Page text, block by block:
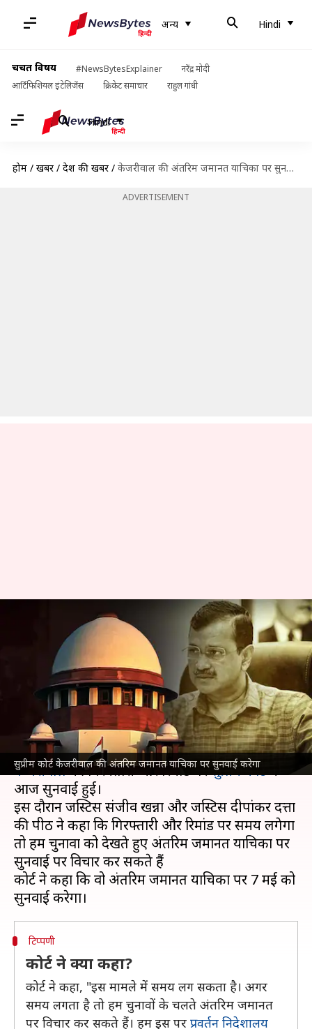
अन्य Hindi
चर्चित विषय #NewsBytesExplainer
नरेंद्र मोदी
आर्टिफिशियल इंटेलिजेंस
क्रिकेट समाचार राहुल गांधी
Hindi
होम / खबरें / देश की खबरें / केजरीवाल की अंतरिम जमानत याचिका पर सुनवाई को तैयार सुप्रीम कोर्ट, चुनावों का दिया हवाला
ADVERTISEMENT
सुप्रीम कोर्ट केजरीवाल की अंतरिम जमानत याचिका पर सुनवाई करेगा
केजरीवाल की अंतरिम जमानत
याचिका पर सुनवाई को तैयार सुप्रीम
कोर्ट, चुनावों का दिया हवाला
आबिद खान May 03, 2024 06:36 pm
क्या है खबर?
दिल्ली शराब नीति मामले में जेल में बंद मुख्यमंत्रीअरविंद
केजरीवालकी गिरफ्तारी और रिमांड परसुप्रीम कोर्टमें
आज सुनवाई हुई।
इस दौरान जस्टिस संजीव खन्ना और जस्टिस दीपांकर दत्ता
की पीठ ने कहा कि गिरफ्तारी और रिमांड पर समय लगेगा
तो हम चुनावों को देखते हुए अंतरिम जमानत याचिका पर
सुनवाई पर विचार कर सकते हैं
कोर्ट ने कहा कि वो अंतरिम जमानत याचिका पर 7 मई को
टिप्पणी
कोर्ट ने क्या कहा?
कोर्ट ने कहा, "इस मामले में समय लग सकता है। अगर
समय लगता है तो हम चुनावों के चलते अंतरिम जमानत
पर विचार कर सकते हैं। हम इस पर प्रवर्तन निदेशालय